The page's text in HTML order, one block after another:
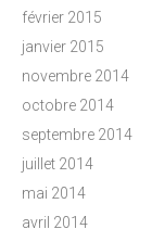
février 2015
janvier 2015
novembre 2014
octobre 2014
septembre 2014
juillet 2014
mai 2014
avril 2014